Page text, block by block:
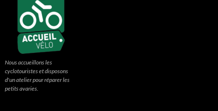
Nous accueillons les
cyclotouristes et disposons
d'un atelier pour réparer les
petits avaries.